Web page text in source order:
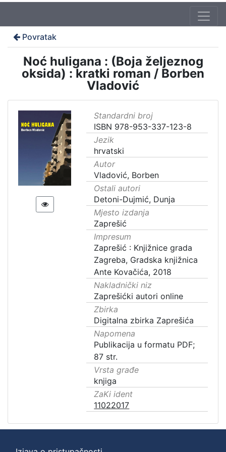
Povratak
Noć huligana : (Boja željeznog
oksida) : kratki roman / Borben
Vladović
Standardni broj
ISBN 978-953-337-123-8
Jezik
hrvatski
Autor
Vladović, Borben
Ostali autori
Detoni-Dujmić, Dunja
Mjesto izdanja
Zaprešić
Impresum
Zaprešić : Knjižnice grada
Zagreba, Gradska knjižnica
Ante Kovačića, 2018
Nakladnički niz
Zaprešićki autori online
Zbirka
Digitalna zbirka Zaprešića
Napomena
Publikacija u formatu PDF;
87 str.
Vrsta građe
knjiga
ZaKi ident
11022017